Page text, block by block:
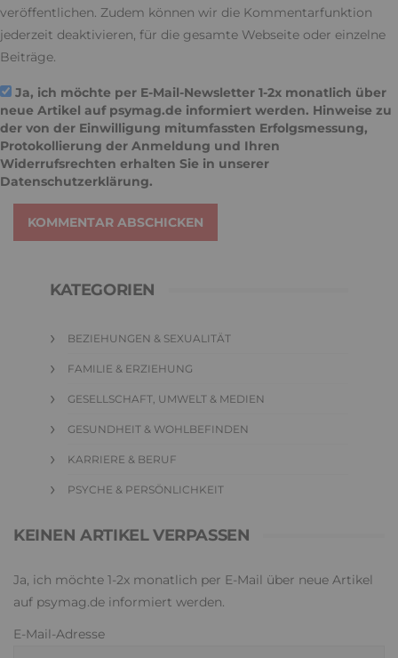
veröffentlichen. Zudem können wir die Kommentarfunktion
jederzeit deaktivieren, für die gesamte Webseite oder einzelne
Beiträge.
Ja, ich möchte per E-Mail-Newsletter 1-2x monatlich über
neue Artikel auf psymag.de informiert werden. Hinweise zu
der von der Einwilligung mitumfassten Erfolgsmessung,
Protokollierung der Anmeldung und Ihren
Widerrufsrechten erhalten Sie in unserer
Datenschutzerklärung.
KOMMENTAR ABSCHICKEN
KATEGORIEN
BEZIEHUNGEN & SEXUALITÄT
FAMILIE & ERZIEHUNG
GESELLSCHAFT, UMWELT & MEDIEN
GESUNDHEIT & WOHLBEFINDEN
KARRIERE & BERUF
PSYCHE & PERSÖNLICHKEIT
KEINEN ARTIKEL VERPASSEN
Ja, ich möchte 1-2x monatlich per E-Mail über neue Artikel
auf psymag.de informiert werden.
E-Mail-Adresse